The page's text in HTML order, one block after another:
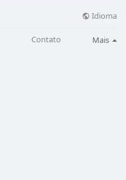
Idioma
Contato Mais